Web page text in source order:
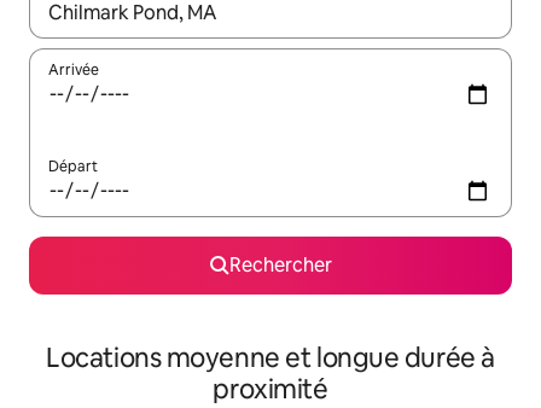
Lorsque les résultats s'affichent, utilisez les flèches vers le
Arrivée
Départ
Rechercher
Locations moyenne et longue durée à
proximité